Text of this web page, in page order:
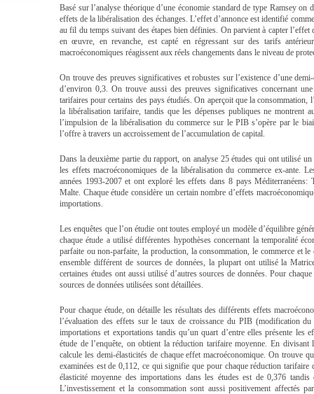
Basé sur l’analyse théorique d’une économie standard de type Ramsey
effets de la libéralisation des échanges. L’effet d’annonce est identifié
au fil du temps suivant des étapes bien définies. On parvient à capter
en œuvre, en revanche, est capté en régressant sur des tarifs
macroéconomiques réagissent aux réels changements dans le niveau de
On trouve des preuves significatives et robustes sur l’existence d’une
d’environ 0,3. On trouve aussi des preuves significatives concernant
tarifaires pour certains des pays étudiés. On aperçoit que la consommation,
la libéralisation tarifaire, tandis que les dépenses publiques ne montrent
l’impulsion de la libéralisation du commerce sur le PIB s’opère par le
l’offre à travers un accroissement de l’accumulation de capital.
Dans la deuxième partie du rapport, on analyse 25 études qui ont utilisé
les effets macroéconomiques de la libéralisation du commerce ex-ante.
années 1993-2007 et ont exploré les effets dans 8 pays
Malte. Chaque étude considère un certain nombre d’effets
importations.
Les enquêtes que l’on étudie ont toutes employé un modèle d’équilibre
chaque étude a utilisé différentes hypothèses concernant la temporalité
parfaite ou non-parfaite, la production, la consommation, le commerce et
ensemble différent de sources de données, la plupart ont utilisé la
certaines études ont aussi utilisé d’autres sources de données. Pour
sources de données utilisées sont détaillées.
Pour chaque étude, on détaille les résultats des différents effets
l’évaluation des effets sur le taux de croissance du PIB (modification
importations et exportations tandis qu’un quart d’entre elles présente les
étude de l’enquête, on obtient la réduction tarifaire moyenne. En
calcule les demi-élasticités de chaque effet macroéconomique. On trouve
examinées est de 0,112, ce qui signifie que pour chaque réduction
élasticité moyenne des importations dans les études est de 0,376
L’investissement et la consommation sont aussi positivement affectés